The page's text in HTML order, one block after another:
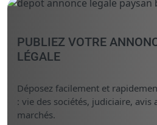
PUBLIEZ VOTRE
LÉGALE
Déposez facilement et
: vie des sociétés, judiciaire,
marchés.